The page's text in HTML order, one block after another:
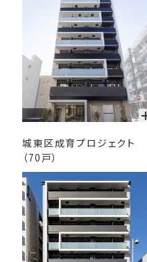
城東区成育プロジェクト
（70戸）